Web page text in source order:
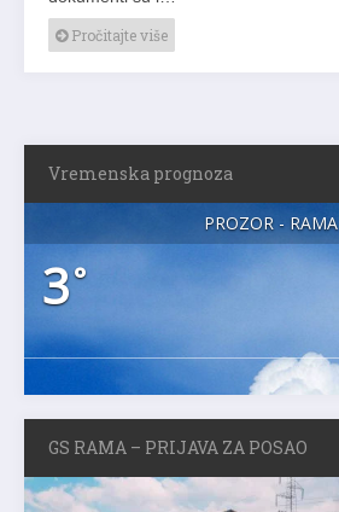
Pročitajte više
Vremenska prognoza
PROZOR - RAMA
3°
GS RAMA – PRIJAVA ZA POSAO